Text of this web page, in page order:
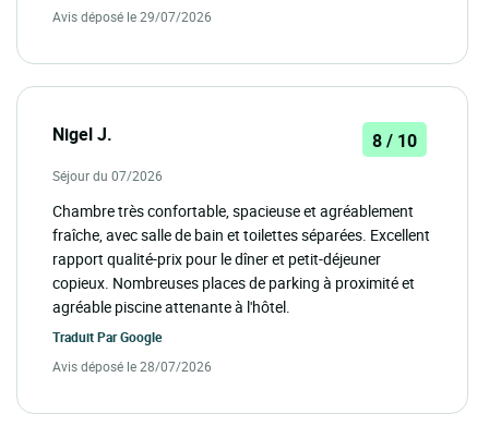
Avis déposé le 29/07/2026
Nigel J. 8 / 10
Séjour du 07/2026
Chambre très confortable, spacieuse et agréablement
fraîche, avec salle de bain et toilettes séparées. Excellent
rapport qualité-prix pour le dîner et petit-déjeuner
copieux. Nombreuses places de parking à proximité et
agréable piscine attenante à l'hôtel.
Traduit ParGoogle
Avis déposé le 28/07/2026